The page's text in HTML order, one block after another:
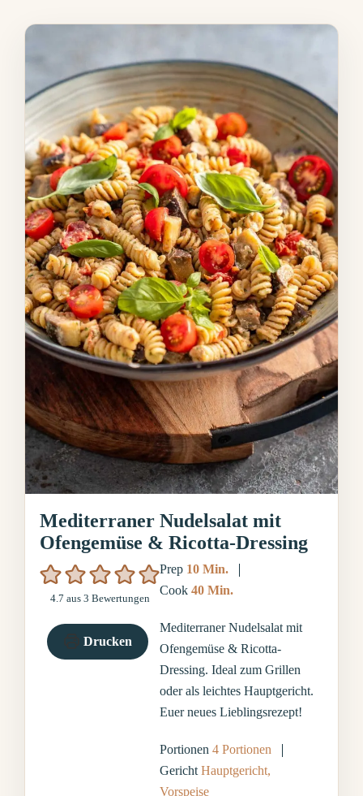
Mediterraner Nudelsalat mit
Ofengemüse & Ricotta-Dressing
4.7 aus 3 Bewertungen
Drucken
Prep 10Minuten
Min.
Cook40Minuten
Min.
Mediterraner Nudelsalat mit
Ofengemüse & Ricotta-
Dressing. Ideal zum Grillen
oder als leichtes Hauptgericht.
Euer neues Lieblingsrezept!
Portionen4 Portionen
GerichtHauptgericht,
Vorspeise